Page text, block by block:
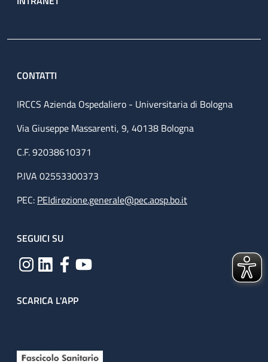
CONTATTI
IRCCS Azienda Ospedaliero - Universitaria di Bologna
Via Giuseppe Massarenti, 9, 40138 Bologna
C.F. 92038610371
P.IVA 02553300373
PEC: PEIdirezione.generale@pec.aosp.bo.it
SEGUICI SU
SCARICA L'APP